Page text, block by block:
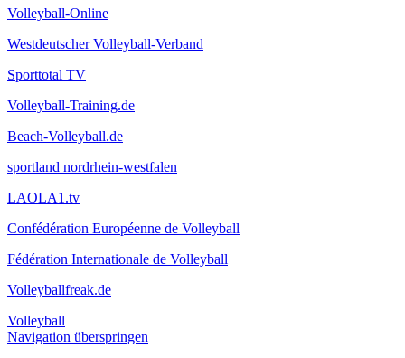
Volleyball-Online
Westdeutscher Volleyball-Verband
Sporttotal TV
Volleyball-Training.de
Beach-Volleyball.de
sportland nordrhein-westfalen
LAOLA1.tv
Confédération Européenne de Volleyball
Fédération Internationale de Volleyball
Volleyballfreak.de
Volleyball
Navigation überspringen